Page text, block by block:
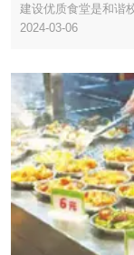
建设优质食堂是和谐
量决定了师生的满意度
2024-03-06